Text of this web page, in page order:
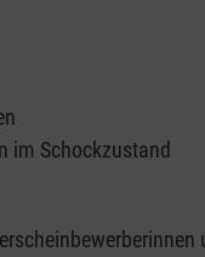
im Schockzustand